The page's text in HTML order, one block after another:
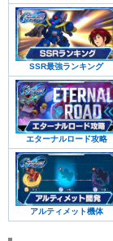
SSR最強ランキング
エターナルロード攻略
アルティメット機体